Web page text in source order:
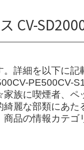
CV-
詳細を以下に
PE500CV-
族に喫煙者、ペ
麗な部類にあ
品の情報カテ